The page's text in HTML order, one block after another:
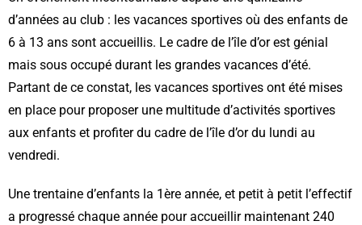
d’années au club : les vacances sportives où des enfants de
6 à 13 ans sont accueillis. Le cadre de l’île d’or est génial
mais sous occupé durant les grandes vacances d’été.
Partant de ce constat, les vacances sportives ont été mises
en place pour proposer une multitude d’activités sportives
aux enfants et profiter du cadre de l’île d’or du lundi au
vendredi.
Une trentaine d’enfants la 1ère année, et petit à petit l’effectif
a progressé chaque année pour accueillir maintenant 240